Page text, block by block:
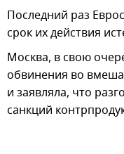
Последний раз
срок их действия
Москва, в свою
обвинения во
и заявляла, что
санкций